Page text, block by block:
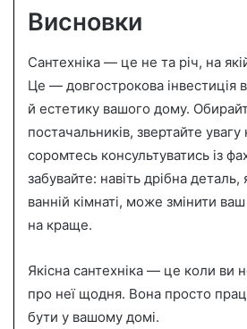
Висновки
Сантехніка — це не та річ, на
Це — довгострокова інвестиція
й естетику вашого дому.
постачальників, звертайте
соромтесь консультуватись із
забувайте: навіть дрібна
ванній кімнаті, може змінити
на краще.
Якісна сантехніка — це коли ви
про неї щодня. Вона просто
бути у вашому домі.